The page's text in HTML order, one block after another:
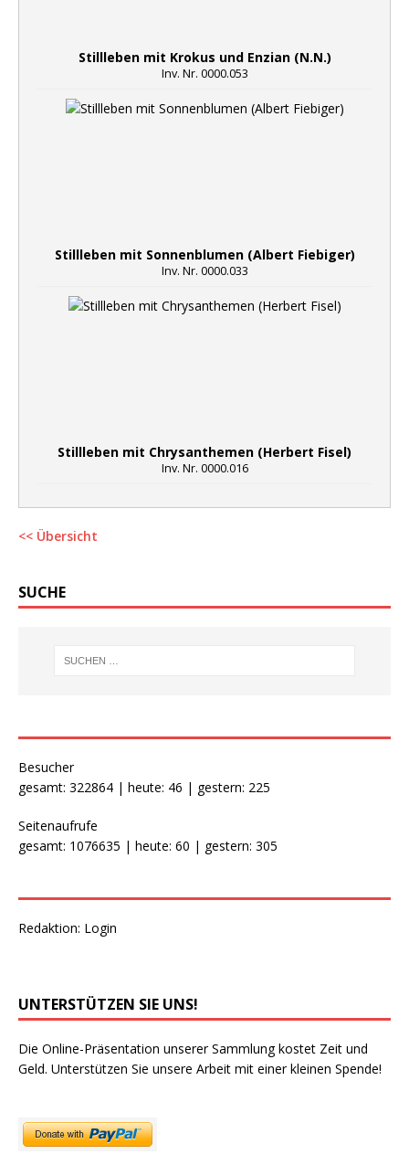
Stillleben mit Krokus und Enzian (N.N.)
Inv. Nr. 0000.053
Stillleben mit Sonnenblumen (Albert Fiebiger)
Inv. Nr. 0000.033
Stillleben mit Chrysanthemen (Herbert Fisel)
Inv. Nr. 0000.016
<< Übersicht
SUCHE
Besucher
gesamt: 322864 | heute: 46 | gestern: 225
Seitenaufrufe
gesamt: 1076635 | heute: 60 | gestern: 305
Redaktion: Login
UNTERSTÜTZEN SIE UNS!
Die Online-Präsentation unserer Sammlung kostet Zeit und
Geld. Unterstützen Sie unsere Arbeit mit einer kleinen Spende!